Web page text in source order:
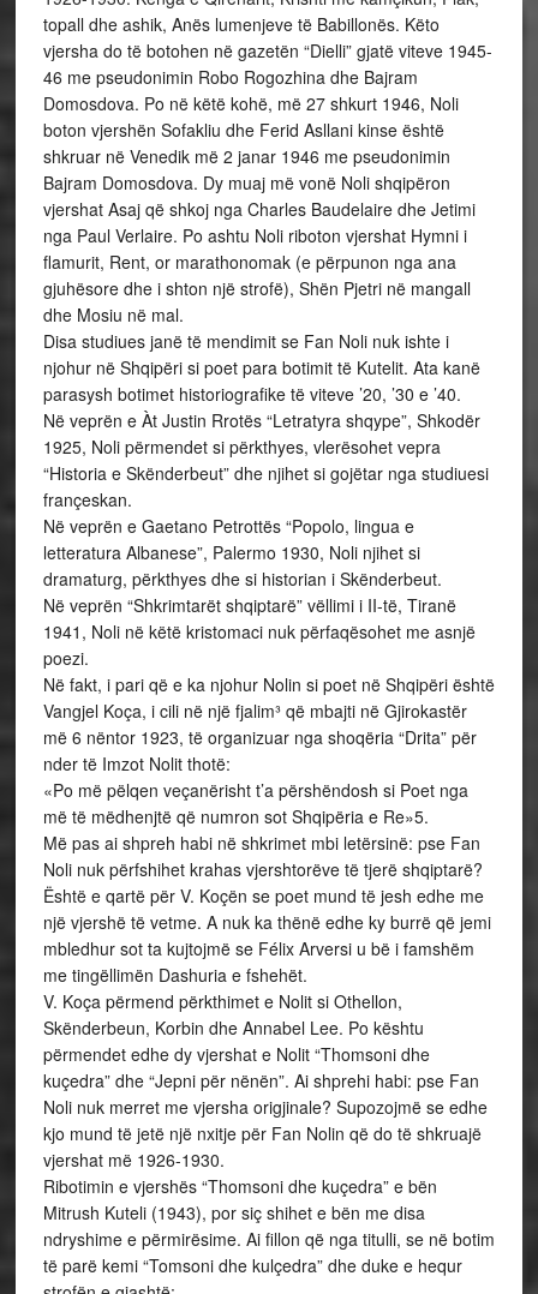
topall dhe ashik, Anës lumenjeve të Babillonës. Këto
vjersha do të botohen në gazetën “Dielli” gjatë viteve 1945-
46 me pseudonimin Robo Rogozhina dhe Bajram
Domosdova. Po në këtë kohë, më 27 shkurt 1946, Noli
boton vjershën Sofakliu dhe Ferid Asllani kinse është
shkruar në Venedik më 2 janar 1946 me pseudonimin
Bajram Domosdova. Dy muaj më vonë Noli shqipëron
vjershat Asaj që shkoj nga Charles Baudelaire dhe Jetimi
nga Paul Verlaire. Po ashtu Noli riboton vjershat Hymni i
flamurit, Rent, or marathonomak (e përpunon nga ana
gjuhësore dhe i shton një strofë), Shën Pjetri në mangall
dhe Mosiu në mal.
Disa studiues janë të mendimit se Fan Noli nuk ishte i
njohur në Shqipëri si poet para botimit të Kutelit. Ata kanë
parasysh botimet historiografike të viteve ’20, ’30 e ’40.
Në veprën e Àt Justin Rrotës “Letratyra shqype”, Shkodër
1925, Noli përmendet si përkthyes, vlerësohet vepra
“Historia e Skënderbeut” dhe njihet si gojëtar nga studiuesi
françeskan.
Në veprën e Gaetano Petrottës “Popolo, lingua e
letteratura Albanese”, Palermo 1930, Noli njihet si
dramaturg, përkthyes dhe si historian i Skënderbeut.
Në veprën “Shkrimtarët shqiptarë” vëllimi i II-të, Tiranë
1941, Noli në këtë kristomaci nuk përfaqësohet me asnjë
poezi.
Në fakt, i pari që e ka njohur Nolin si poet në Shqipëri është
Vangjel Koça, i cili në një fjalim³ që mbajti në Gjirokastër
më 6 nëntor 1923, të organizuar nga shoqëria “Drita” për
nder të Imzot Nolit thotë:
«Po më pëlqen veçanërisht t’a përshëndosh si Poet nga
më të mëdhenjtë që numron sot Shqipëria e Re»5.
Më pas ai shpreh habi në shkrimet mbi letërsinë: pse Fan
Noli nuk përfshihet krahas vjershtorëve të tjerë shqiptarë?
Është e qartë për V. Koçën se poet mund të jesh edhe me
një vjershë të vetme. A nuk ka thënë edhe ky burrë që jemi
mbledhur sot ta kujtojmë se Félix Arversi u bë i famshëm
me tingëllimën Dashuria e fshehët.
V. Koça përmend përkthimet e Nolit si Othellon,
Skënderbeun, Korbin dhe Annabel Lee. Po kështu
përmendet edhe dy vjershat e Nolit “Thomsoni dhe
kuçedra” dhe “Jepni për nënën”. Ai shprehi habi: pse Fan
Noli nuk merret me vjersha origjinale? Supozojmë se edhe
kjo mund të jetë një nxitje për Fan Nolin që do të shkruajë
vjershat më 1926-1930.
Ribotimin e vjershës “Thomsoni dhe kuçedra” e bën
Mitrush Kuteli (1943), por siç shihet e bën me disa
ndryshime e përmirësime. Ai fillon që nga titulli, se në botim
të parë kemi “Tomsoni dhe kulçedra” dhe duke e hequr